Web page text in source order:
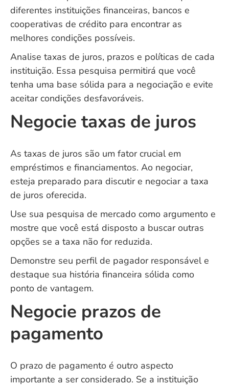
diferentes instituições financeiras, bancos e
cooperativas de crédito para encontrar as
melhores condições possíveis.
Analise taxas de juros, prazos e políticas de cada
instituição. Essa pesquisa permitirá que você
tenha uma base sólida para a negociação e evite
aceitar condições desfavoráveis.
Negocie taxas de juros
As taxas de juros são um fator crucial em
empréstimos e financiamentos. Ao negociar,
esteja preparado para discutir e negociar a taxa
de juros oferecida.
Use sua pesquisa de mercado como argumento e
mostre que você está disposto a buscar outras
opções se a taxa não for reduzida.
Demonstre seu perfil de pagador responsável e
destaque sua história financeira sólida como
ponto de vantagem.
Negocie prazos de
pagamento
O prazo de pagamento é outro aspecto
importante a ser considerado. Se a instituição